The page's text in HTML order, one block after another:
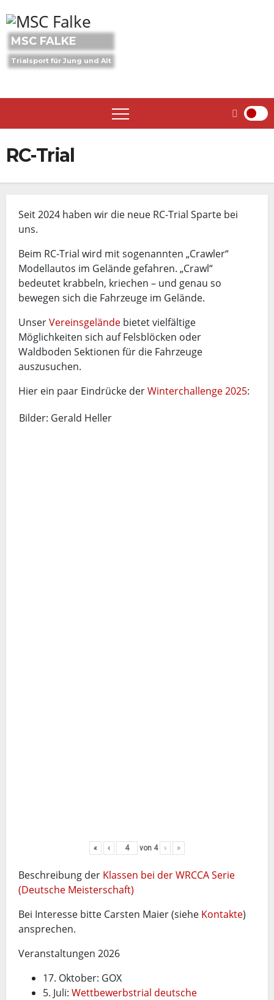
to
content
MSC FALKE
Trialsport für Jung und Alt
RC-Trial
Seit 2024 haben wir die neue RC-Trial Sparte bei
uns.
Beim RC-Trial wird mit sogenannten „Crawler“
Modellautos im Gelände gefahren. „Crawl“
bedeutet krabbeln, kriechen – und genau so
bewegen sich die Fahrzeuge im Gelände.
UnserVereinsgelände bietet vielfältige
Möglichkeiten sich auf Felsblöcken oder
Waldboden Sektionen für die Fahrzeuge
auszusuchen.
Hier ein paar Eindrücke derWinterchallenge 2025:
Bilder: Gerald Heller
« ‹ von 4 › »
Beschreibung der Klassen bei der WRCCA Serie
(Deutsche Meisterschaft)
Bei Interesse bitte Carsten Maier (siehe Kontakte)
ansprechen.
Veranstaltungen 2026
17. Oktober: GOX
5. Juli: Wettbewerbstrial deutsche